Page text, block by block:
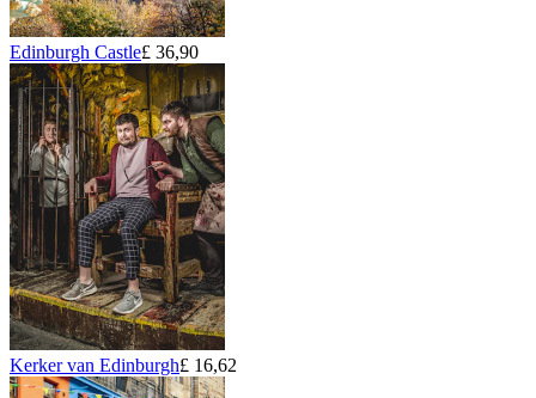
Edinburgh Castle£ 36,90
Kerker van Edinburgh£ 16,62